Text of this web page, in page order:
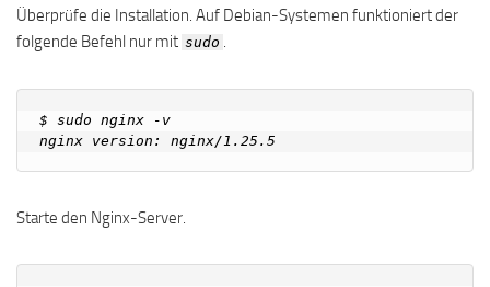
Überprüfe die Installation. Auf Debian-Systemen funktioniert der
folgende Befehl nur mit sudo .
$ sudo nginx -v
Starte den Nginx-Server.